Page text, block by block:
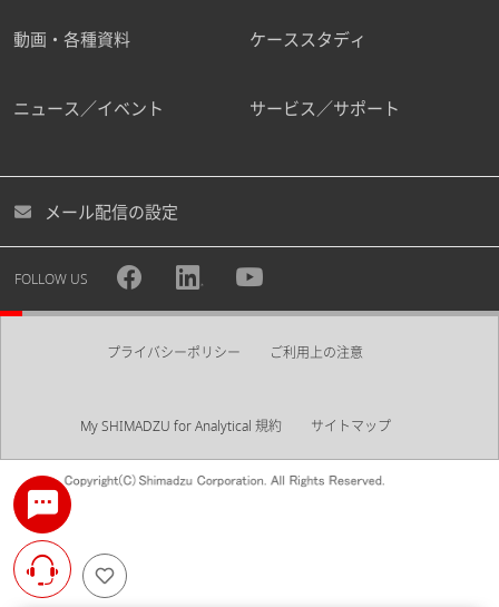
動画・各種資料 ケーススタディ
ニュース／イベント サービス／サポート
メール配信の設定
FOLLOW US
プライバシーポリシー ご利用上の注意
My SHIMADZU for Analytical 規約 サイトマップ